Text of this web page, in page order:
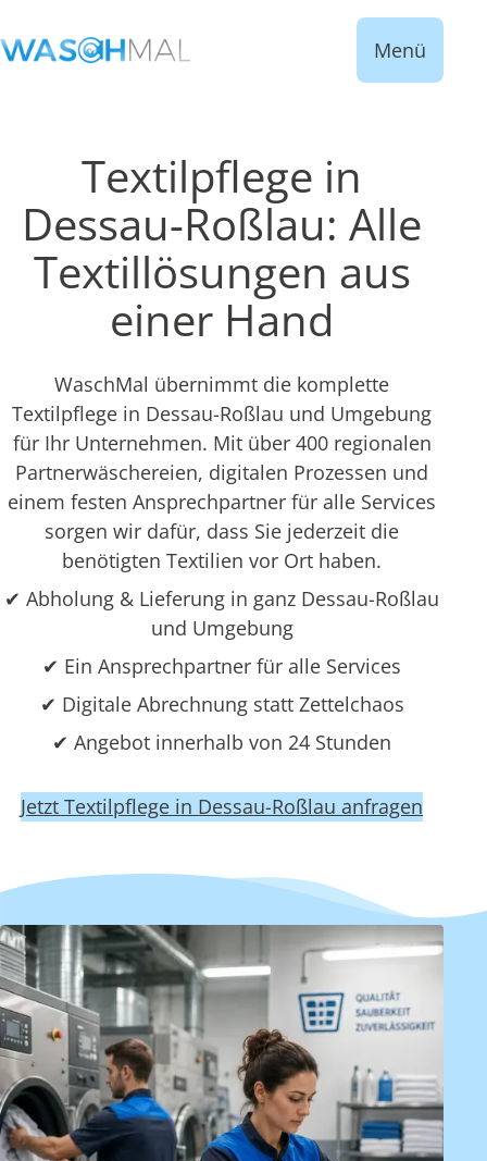
Menü
Textilpflege in
Dessau-Roßlau: Alle
Textillösungen aus
einer Hand
WaschMal übernimmt die komplette
Textilpflege in Dessau-Roßlau und Umgebung
für Ihr Unternehmen. Mit über 400 regionalen
Partnerwäschereien, digitalen Prozessen und
einem festen Ansprechpartner für alle Services
sorgen wir dafür, dass Sie jederzeit die
benötigten Textilien vor Ort haben.
✔ Abholung & Lieferung in ganz Dessau-Roßlau
und Umgebung
✔ Ein Ansprechpartner für alle Services
✔ Digitale Abrechnung statt Zettelchaos
✔ Angebot innerhalb von 24 Stunden
Jetzt Textilpflege in Dessau-Roßlau anfragen